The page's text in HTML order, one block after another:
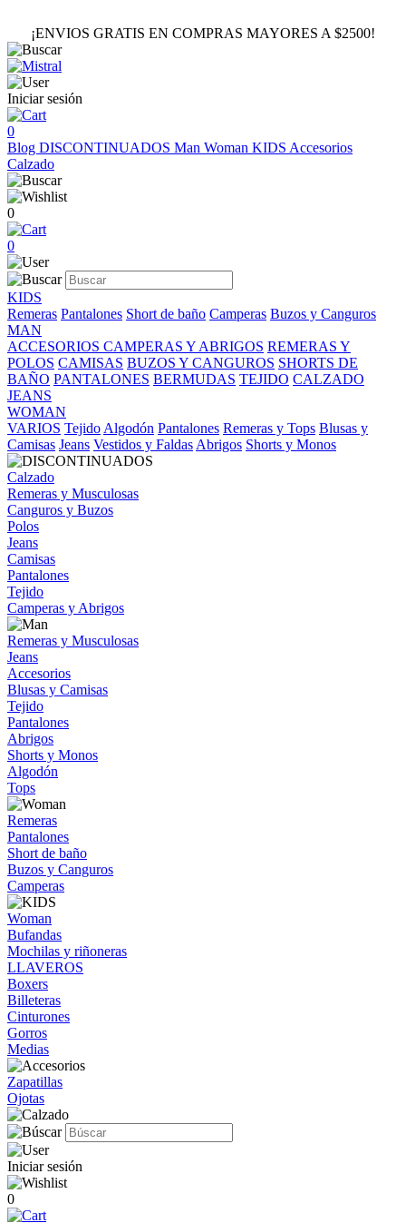
¡ENVIOS GRATIS EN COMPRAS MAYORES A $2500!
Iniciar sesión
0
Blog DISCONTINUADOS Man Woman KIDS Accesorios
Calzado
0
0
KIDS
Remeras Pantalones Short de baño Camperas Buzos y Canguros
MAN
ACCESORIOS CAMPERAS Y ABRIGOS REMERAS Y
POLOS CAMISAS BUZOS Y CANGUROS SHORTS DE
BAÑO PANTALONES BERMUDAS TEJIDO CALZADO
JEANS
WOMAN
VARIOS Tejido Algodón Pantalones Remeras y Tops Blusas y
Camisas Jeans Vestidos y Faldas Abrigos Shorts y Monos
Calzado
Remeras y Musculosas
Canguros y Buzos
Polos
Jeans
Camisas
Pantalones
Tejido
Camperas y Abrigos
Remeras y Musculosas
Jeans
Accesorios
Blusas y Camisas
Tejido
Pantalones
Abrigos
Shorts y Monos
Algodón
Tops
Remeras
Pantalones
Short de baño
Buzos y Canguros
Camperas
Woman
Bufandas
Mochilas y riñoneras
LLAVEROS
Boxers
Billeteras
Cinturones
Gorros
Medias
Zapatillas
Ojotas
Iniciar sesión
0